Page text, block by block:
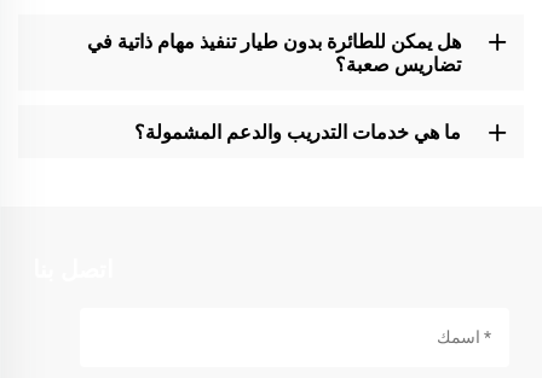
هل يمكن للطائرة بدون طيار تنفيذ مهام ذاتية في
تضاريس صعبة؟
ما هي خدمات التدريب والدعم المشمولة؟